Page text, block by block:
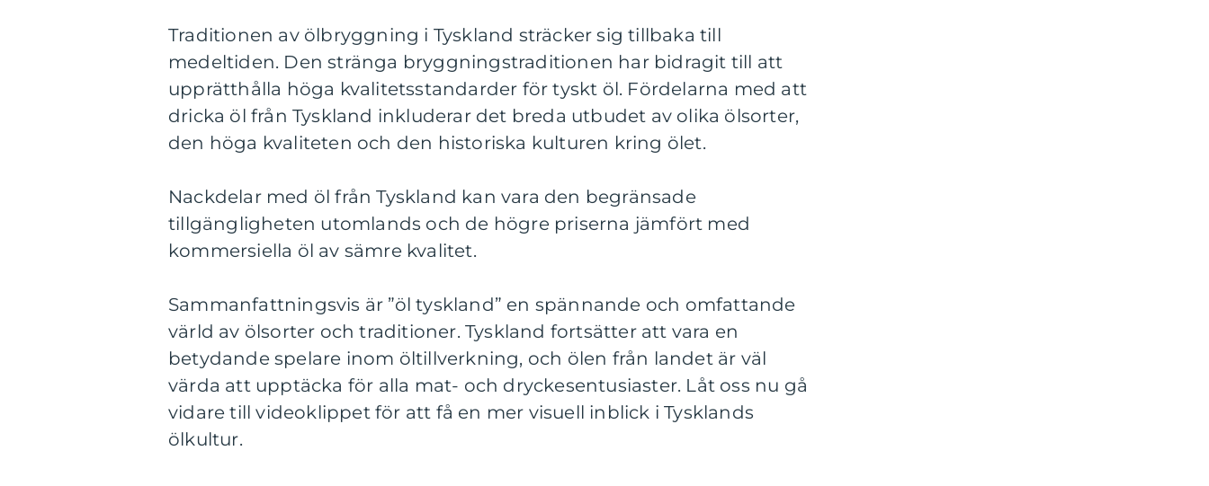
Traditionen av ölbryggning i Tyskland sträcker sig tillbaka till
medeltiden. Den stränga bryggningstraditionen har bidragit till att
upprätthålla höga kvalitetsstandarder för tyskt öl. Fördelarna med att
dricka öl från Tyskland inkluderar det breda utbudet av olika ölsorter,
den höga kvaliteten och den historiska kulturen kring ölet.
Nackdelar med öl från Tyskland kan vara den begränsade
tillgängligheten utomlands och de högre priserna jämfört med
kommersiella öl av sämre kvalitet.
Sammanfattningsvis är ”öl tyskland” en spännande och omfattande
värld av ölsorter och traditioner. Tyskland fortsätter att vara en
betydande spelare inom öltillverkning, och ölen från landet är väl
värda att upptäcka för alla mat- och dryckesentusiaster. Låt oss nu gå
vidare till videoklippet för att få en mer visuell inblick i Tysklands
ölkultur.